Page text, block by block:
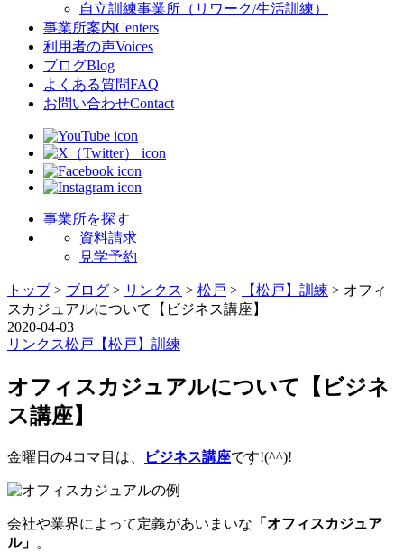
自立訓練事業所（リワーク/生活訓練）
事業所案内Centers
利用者の声Voices
ブログBlog
よくある質問FAQ
お問い合わせContact
事業所を探す
資料請求
見学予約
トップ> ブログ > リンクス > 松戸 > 【松戸】訓練 > オフィ
スカジュアルについて【ビジネス講座】
2020-04-03
リンクス松戸 【松戸】訓練
オフィスカジュアルについて【ビジネ
ス講座】
金曜日の4コマ目は、 ビジネス講座です!(^^)!
会社や業界によって定義があいまいな 「オフィスカジュア
ル」 。